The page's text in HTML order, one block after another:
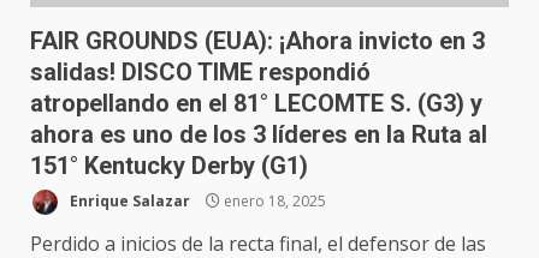
FAIR GROUNDS (EUA): ¡Ahora invicto en 3
salidas! DISCO TIME respondió
atropellando en el 81° LECOMTE S. (G3) y
ahora es uno de los 3 líderes en la Ruta al
151° Kentucky Derby (G1)
Enrique Salazar enero 18, 2025
Perdido a inicios de la recta final, el defensor de las